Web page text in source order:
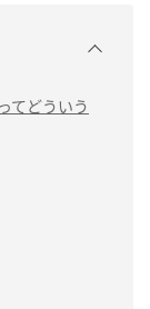
てどういう